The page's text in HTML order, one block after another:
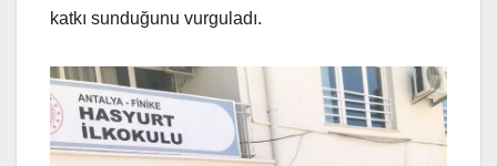
katkı sunduğunu vurguladı.